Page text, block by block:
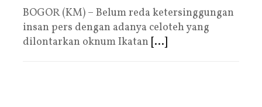
BOGOR (KM) – Belum reda ketersinggungan
insan pers dengan adanya celoteh yang
dilontarkan oknum Ikatan [...]